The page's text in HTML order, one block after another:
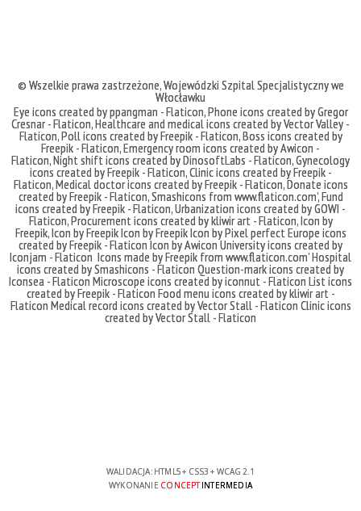
© Wszelkie prawa zastrzeżone,Wojewódzki Szpital Specjalistyczny we
Włocławku
Eye icons created by ppangman - Flaticon,Phone icons created by Gregor
Cresnar - Flaticon,Healthcare and medical icons created by Vector Valley -
Flaticon,Poll icons created by Freepik - Flaticon,Boss icons created by
Freepik - Flaticon,Emergency room icons created by Awicon -
Flaticon,Night shift icons created by DinosoftLabs - Flaticon,Gynecology
icons created by Freepik - Flaticon,Clinic icons created by Freepik -
Flaticon,Medical doctor icons created by Freepik - Flaticon,Donate icons
created by Freepik - Flaticon,Smashicons from www.flaticon.com',Fund
icons created by Freepik - Flaticon,Urbanization icons created by GOWI -
Flaticon,Procurement icons created by kliwir art - Flaticon,Icon by
Freepik,Icon by FreepikIcon by FreepikIcon by Pixel perfectEurope icons
created by Freepik - Flaticon Icon by Awicon University icons created by
Iconjam - Flaticon Icons made byFreepik from www.flaticon.com'Hospital
icons created by Smashicons - Flaticon Question-mark icons created by
Iconsea - Flaticon Microscope icons created by iconnut - Flaticon List icons
created by Freepik - Flaticon Food menu icons created by kliwir art -
Flaticon Medical record icons created by Vector Stall - Flaticon Clinic icons
created by Vector Stall - Flaticon
WALIDACJA: HTML5+ CSS3 + WCAG 2.1
WYKONANIE CONCEPTINTERMEDIA